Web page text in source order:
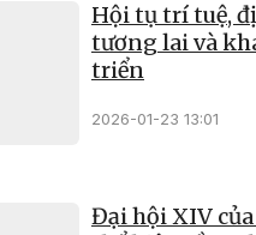
Hội tụ trí tuệ,
tương lai và
triển
2026-01-23 13:01
Đại hội XIV